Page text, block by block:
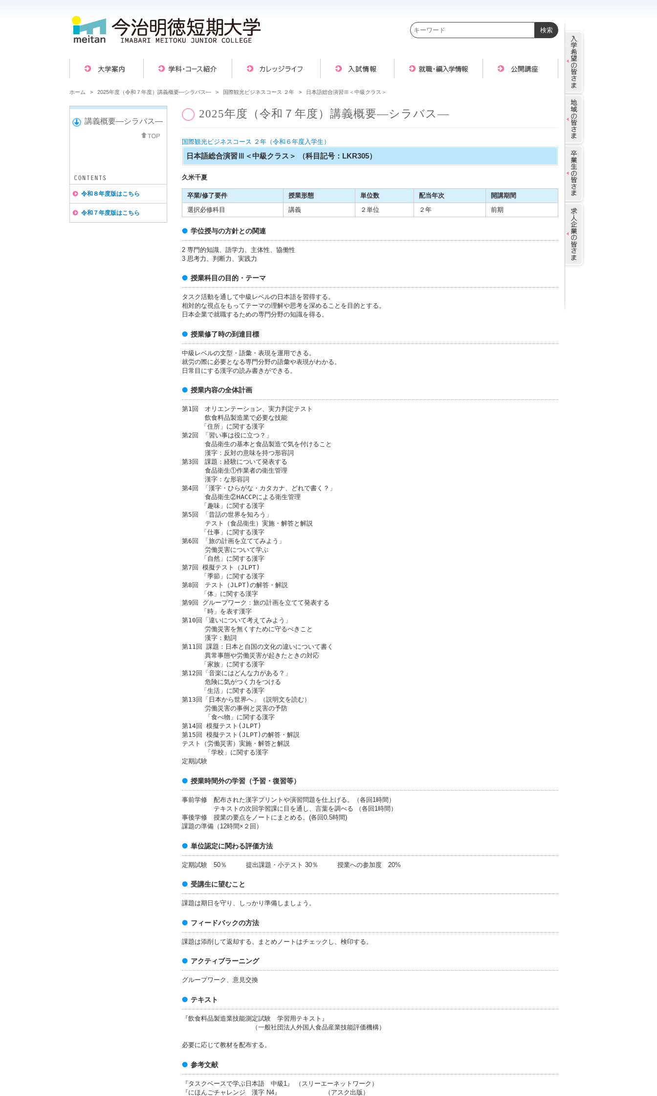
ホーム > 2025年度（令和７年度）講義概要―シラバス― > 国際観光ビジネスコース ２年 > 日本語総合演習Ⅲ＜中級クラス＞
2025年度（令和７年度）講義概要―シラバス―
国際観光ビジネスコース ２年（令和６年度入学生）
日本語総合演習Ⅲ＜中級クラス＞ （科目記号：LKR305）
久米千夏
卒業/修了要件 授業形態 単位数 配当年次 開講期間
選択必修科目 講義 ２単位 ２年 前期
学位授与の方針との関連
2 専門的知識、語学力、主体性、協働性
3 思考力、判断力、実践力
授業科目の目的・テーマ
タスク活動を通して中級レベルの日本語を習得する。
相対的な視点をもってテーマの理解や思考を深めることを目的とする。
日本企業で就職するための専門分野の知識を得る。
授業修了時の到達目標
中級レベルの文型・語彙・表現を運用できる。
就労の際に必要となる専門分野の語彙や表現がわかる。
日常目にする漢字の読み書きができる。
授業内容の全体計画
第1回 オリエンテーション、実力判定テスト
飲食料品製造業で必要な技能
「住所」に関する漢字
第2回 「習い事は役に立つ？」
食品衛生の基本と食品製造で気を付けること
漢字：反対の意味を持つ形容詞
第3回 課題：経験について発表する
食品衛生①作業者の衛生管理
漢字：な形容詞
第4回 「漢字・ひらがな・カタカナ、どれで書く？」
食品衛生②HACCPによる衛生管理
「趣味」に関する漢字
第5回 「昔話の世界を知ろう」
テスト（食品衛生）実施・解答と解説
「仕事」に関する漢字
第6回 「旅の計画を立ててみよう」
労働災害について学ぶ
「自然」に関する漢字
第7回 模擬テスト（JLPT)
「季節」に関する漢字
第8回 テスト（JLPT)の解答・解説
「体」に関する漢字
第9回 グループワーク：旅の計画を立てて発表する
「時」を表す漢字
第10回「違いについて考えてみよう」
労働災害を無くすために守るべきこと
漢字：動詞
第11回 課題：日本と自国の文化の違いについて書く
異常事態や労働災害が起きたときの対応
「家族」に関する漢字
第12回「音楽にはどんな力がある？」
危険に気がつく力をつける
「生活」に関する漢字
第13回「日本から世界へ」（説明文を読む）
労働災害の事例と災害の予防
「食べ物」に関する漢字
第14回 模擬テスト(JLPT)
第15回 模擬テスト(JLPT)の解答・解説
テスト（労働災害）実施・解答と解説
「学校」に関する漢字
定期試験
授業時間外の学習（予習・復習等）
事前学修 配布された漢字プリントや演習問題を仕上げる。（各回1時間）
テキストの次回学習課に目を通し、言葉を調べる （各回1時間）
事後学修 授業の要点をノートにまとめる。(各回0.5時間)
課題の準備（12時間×２回）
単位認定に関わる評価方法
定期試験 50％ 提出課題・小テスト 30％ 授業への参加度 20%
受講生に望むこと
課題は期日を守り、しっかり準備しましょう。
フィードバックの方法
課題は添削して返却する。まとめノートはチェックし、検印する。
アクティブラーニング
グループワーク、意見交換
テキスト
『飲食料品製造業技能測定試験 学習用テキスト』
（一般社団法人外国人食品産業技能評価機構）
必要に応じて教材を配布する。
参考文献
『タスクベースで学ぶ日本語 中級1』 （スリーエーネットワーク）
『にほんごチャレンジ 漢字 N4』 （アスク出版）
講義概要―シラバス―
令和８年度版はこちら
令和７年度版はこちら